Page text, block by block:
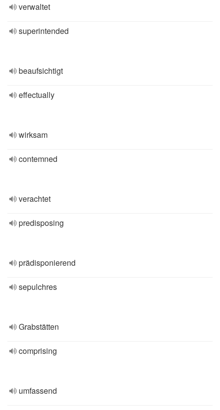
verwaltet
superintended
beaufsichtigt
effectually
wirksam
contemned
verachtet
predisposing
prädisponierend
sepulchres
Grabstätten
comprising
umfassend